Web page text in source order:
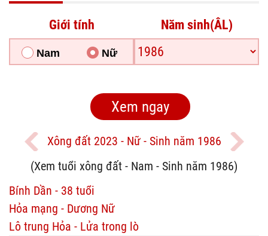
Giới tính
Nam Nữ
Năm sinh(ÂL)
Xông đất 2023 - Nữ - Sinh năm 1986
(Xem tuổi xông đất - Nam - Sinh năm 1986)
Bính Dần - 38 tuổi
Hỏa mạng - Dương Nữ
Lô trung Hỏa - Lửa trong lò